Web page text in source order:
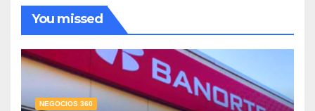
You missed
NEGOCIOS 360